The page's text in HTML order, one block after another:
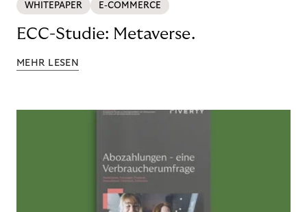
WHITEPAPER E-COMMERCE
ECC-Studie: Metaverse.
MEHR LESEN